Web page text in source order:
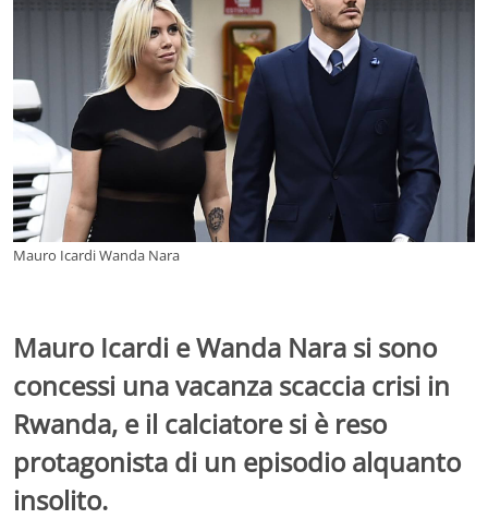
Mauro Icardi Wanda Nara
Mauro Icardi e Wanda Nara si sono
concessi una vacanza scaccia crisi in
Rwanda, e il calciatore si è reso
protagonista di un episodio alquanto
insolito.